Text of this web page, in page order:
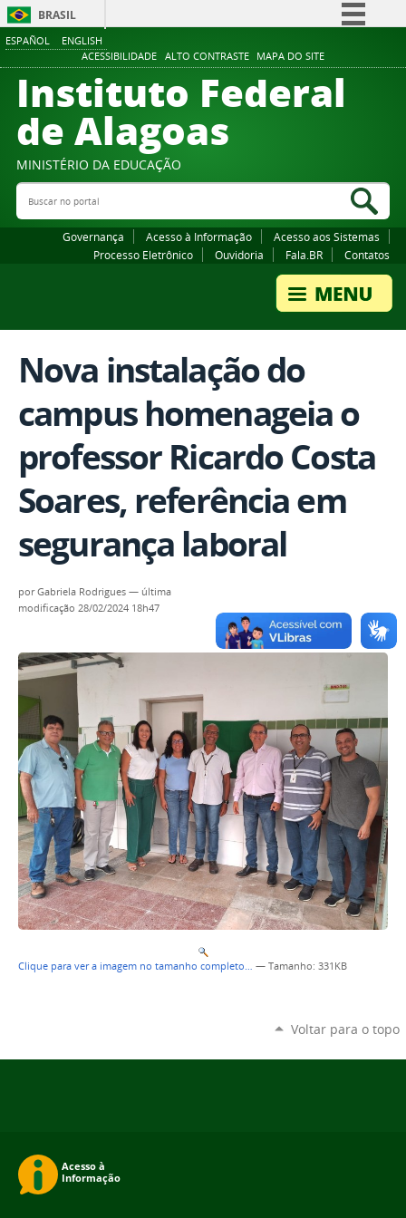
ESPAÑOL ENGLISH
ACESSIBILIDADE ALTO CONTRASTE MAPA DO SITE
BRASIL
Comunica BR
Participe
Canais
Instituto Federal
de Alagoas
MINISTÉRIO DA EDUCAÇÃO
Buscar no portal
Governança Acesso à Informação
Acesso aos Sistemas
Processo Eletrônico
Ouvidoria Fala.BR Contatos
Nova instalação do
campus homenageia o
professor Ricardo Costa
Soares, referência em
segurança laboral
porGabriela Rodrigues — última
modificação 28/02/2024 18h47
Clique para ver a imagem no tamanho completo… — Tamanho: 331KB
Voltar para o topo